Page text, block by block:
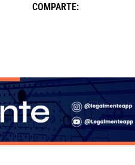
COMPARTE: